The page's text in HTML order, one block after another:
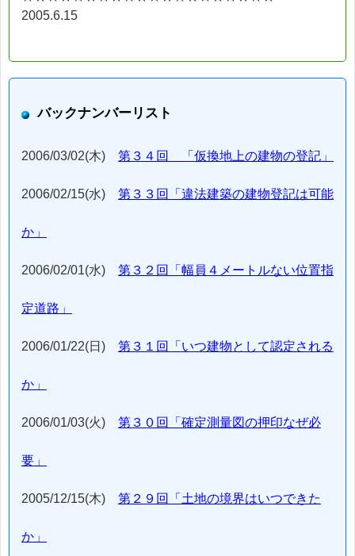
2005.6.15
バックナンバーリスト
2006/03/02(木) 第３４回 「仮換地上の建物の登記」
2006/02/15(水) 第３３回「違法建築の建物登記は可能
か」
2006/02/01(水) 第３２回「幅員４メートルない位置指
定道路」
2006/01/22(日) 第３１回「いつ建物として認定される
か」
2006/01/03(火) 第３０回「確定測量図の押印なぜ必
要」
2005/12/15(木) 第２９回「土地の境界はいつできた
か」